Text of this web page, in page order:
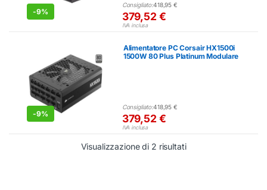
-9%
Consigliato:418,95€
379,52 €
IVA inclusa
-9%
Alimentatore PC Corsair HX1500i
1500W 80 Plus Platinum Modulare
Consigliato:418,95€
379,52 €
IVA inclusa
Visualizzazione di 2 risultatiPrezzo: dal più